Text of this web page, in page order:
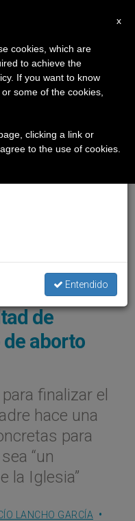
Confesionario - © Pixabay
los
de
aborto
finalizar el
hace una
para
“un
la Iglesia”
LANCHO GARCÍA
×
haremos la pausa
periodo de verano
y también el
Entendido
x
cookies, which are
to achieve the
If you want to know
some of the cookies,
clicking a link or
to the use of cookies.